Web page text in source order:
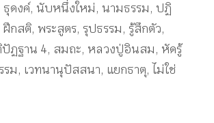
ธุดงค์, นับหนึ่งใหม่, นามธรรม, ปฏิ
ฝึกสติ, พระสูตร, รุปธรรม, รู้สึกตัว,
ฏฐาน 4, สมถะ, หลวงปู่อินสม, หัดรู้
รม, เวทนานุปัสสนา, แยกธาตุ, ไม่ใช่